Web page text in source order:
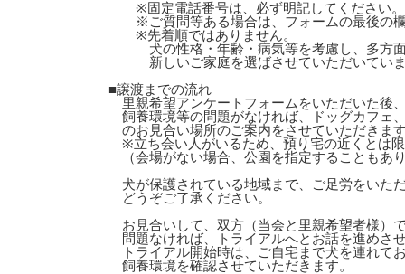
※固定電話番号は、必ず明記してください。
※ご質問等ある場合は、フォームの最後の欄
※先着順ではありません。
犬の性格・年齢・病気等を考慮し、多方面
新しいご家庭を選ばさせていただいてい
■譲渡までの流れ
里親希望アンケートフォームをいただいた後
飼養環境等の問題がなければ、ドッグカフェ
のお見合い場所のご案内をさせていただきま
※立ち会い人がいるため、預り宅の近くとは
（会場がない場合、公園を指定することもあ
犬が保護されている地域まで、ご足労をいた
どうぞご了承ください。
お見合いして、双方（当会と里親希望者様）
問題なければ、トライアルへとお話を進めさ
トライアル開始時は、ご自宅まで犬を連れて
飼養環境を確認させていただきます。